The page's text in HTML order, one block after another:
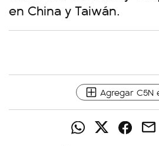
en China y Taiwán.
Agregar C5N